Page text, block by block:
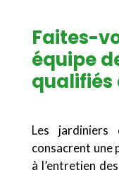
Faites-
équipe
qualifiés
Les jardiniers
consacrent une
à l’entretien